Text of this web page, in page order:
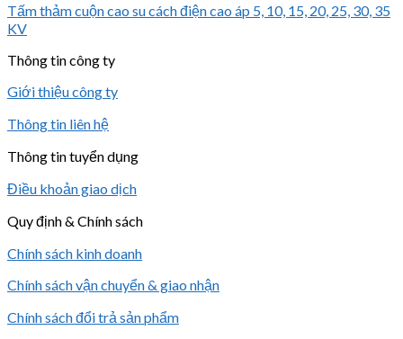
Tấm thảm cuộn cao su cách điện cao áp 5, 10, 15, 20, 25, 30, 35
KV
Thông tin công ty
Giới thiệu công ty
Thông tin liên hệ
Thông tin tuyển dụng
Điều khoản giao dịch
Quy định & Chính sách
Chính sách kinh doanh
Chính sách vận chuyển & giao nhận
Chính sách đổi trả sản phẩm